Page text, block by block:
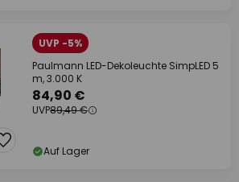
UVP -5%
Paulmann LED-Dekoleuchte SimpLED 5
m, 3.000 K
84,90 €
UVP89,49 €
Auf Lager